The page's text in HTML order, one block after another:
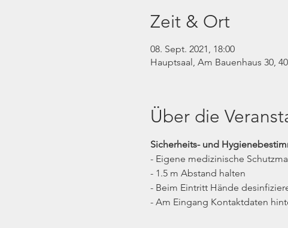
Zeit & Ort
08. Sept. 2021, 18:00
Hauptsaal, Am Bauenhaus 30,
Über die
Sicherheits- und
- Eigene medizinische
- 1.5 m Abstand halten
- Beim Eintritt Hände
- Am Eingang Kontaktdaten